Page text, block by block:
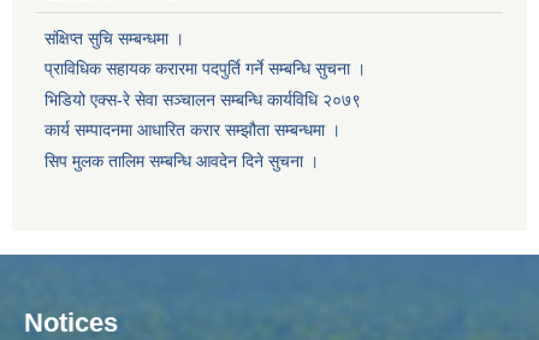
संक्षिप्त सुचि सम्बन्धमा ।
प्राविधिक सहायक करारमा पदपुर्ति गर्ने सम्बन्धि सुचना ।
भिडियो एक्स-रे सेवा सञ्चालन सम्बन्धि कार्यविधि २०७९
कार्य सम्पादनमा आधारित करार सम्झौता सम्बन्धमा ।
सिप मुलक तालिम सम्बन्धि आवदेन दिने सुचना ।
Notices